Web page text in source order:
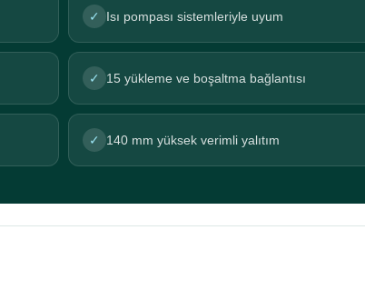
✓ Isı pompası sistemleriyle uyum
✓ 15 yükleme ve boşaltma bağlantısı
✓ 140 mm yüksek verimli yalıtım